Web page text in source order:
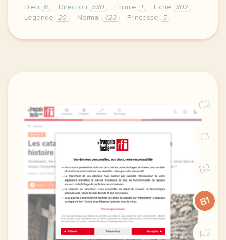
Dieu 6 Direction 530 Énimie 1 Fiche
302
Légende
20 Normal 423 Princesse 5
didomi host didomi components button cursor
C2
C1
B2
B1
A2